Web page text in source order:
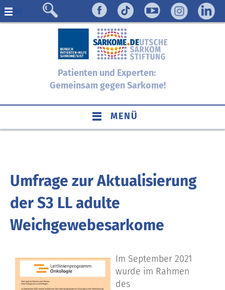
Menü
Patienten und Experten:
Gemeinsam gegen Sarkome!
MENÜ
Umfrage zur Aktualisierung
der S3 LL adulte
Weichgewebesarkome
Im September 2021
wurde im Rahmen
des